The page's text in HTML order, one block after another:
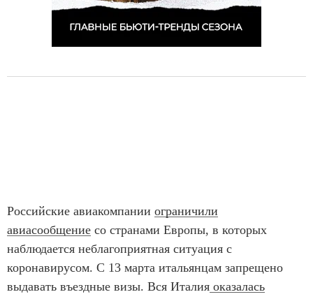
Российские авиакомпании ограничили
авиасообщение со странами Европы, в которых
наблюдается неблагоприятная ситуация с
коронавирусом. С 13 марта итальянцам запрещено
выдавать въездные визы. Вся Италия оказалась